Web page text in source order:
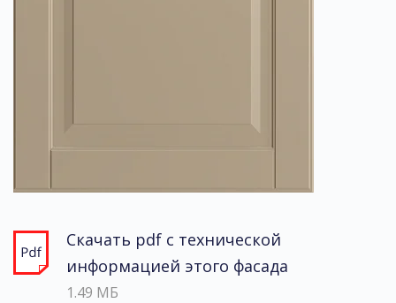
Скачать pdf с технической
информацией этого фасада
1.49 МБ